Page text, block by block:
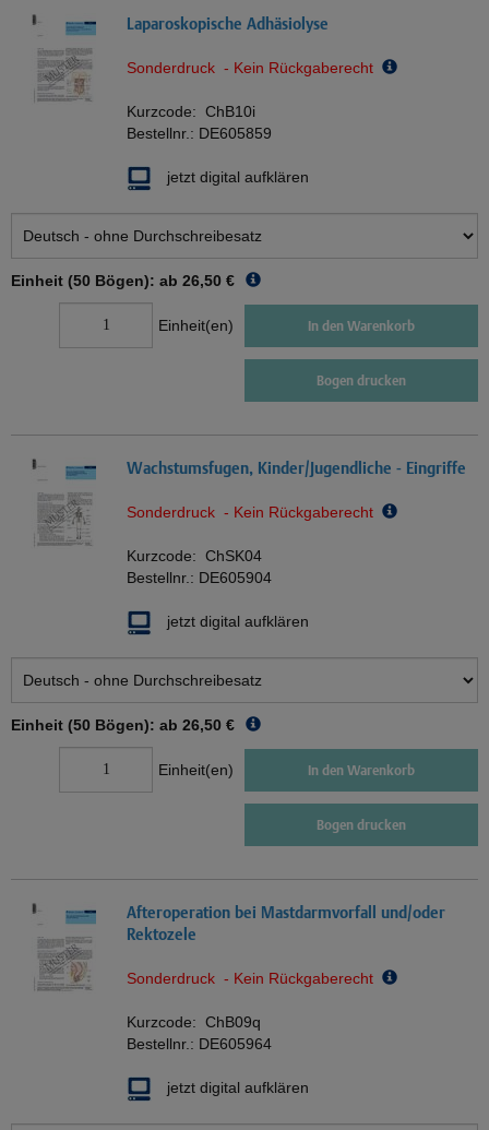
Laparoskopische Adhäsiolyse
Sonderdruck - Kein Rückgaberecht
Kurzcode: ChB10i
Bestellnr.: DE605859
jetzt digital aufklären
Einheit (50 Bögen): ab 26,50 €
Einheit(en) In den Warenkorb
Bogen drucken
Wachstumsfugen, Kinder/Jugendliche - Eingriffe
Sonderdruck - Kein Rückgaberecht
Kurzcode: ChSK04
Bestellnr.: DE605904
jetzt digital aufklären
Einheit (50 Bögen): ab 26,50 €
Einheit(en) In den Warenkorb
Bogen drucken
Afteroperation bei Mastdarmvorfall und/oder
Rektozele
Sonderdruck - Kein Rückgaberecht
Kurzcode: ChB09q
Bestellnr.: DE605964
jetzt digital aufklären